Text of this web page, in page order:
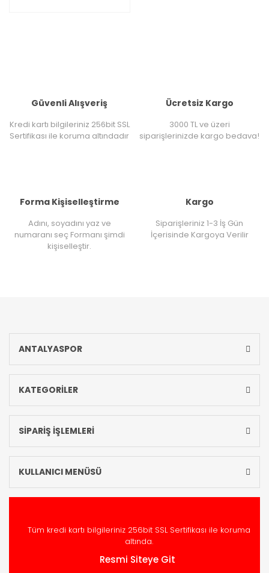
Güvenli Alışveriş
Kredi kartı bilgileriniz 256bit SSL
Sertifikası ile koruma altındadır
Ücretsiz Kargo
3000 TL ve üzeri
siparişlerinizde kargo bedava!
Forma Kişiselleştirme
Adını, soyadını yaz ve
numaranı seç Formanı şimdi
kişiselleştir.
Kargo
Siparişleriniz 1-3 İş Gün
İçerisinde Kargoya Verilir
ANTALYASPOR
KATEGORİLER
SİPARİŞ İŞLEMLERİ
KULLANICI MENÜSÜ
Tüm kredi kartı bilgileriniz 256bit SSL Sertifikası ile koruma
altında.
Resmi Siteye Git